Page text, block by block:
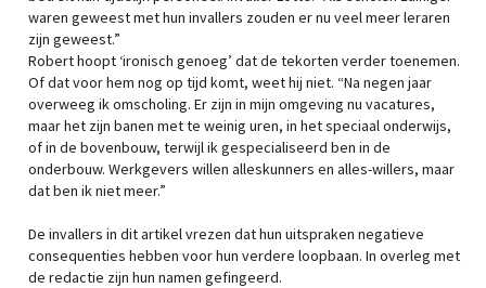
waren geweest met hun invallers zouden er nu veel meer leraren
zijn geweest.”
Robert hoopt ‘ironisch genoeg’ dat de tekorten verder toenemen.
Of dat voor hem nog op tijd komt, weet hij niet. “Na negen jaar
overweeg ik omscholing. Er zijn in mijn omgeving nu vacatures,
maar het zijn banen met te weinig uren, in het speciaal onderwijs,
of in de bovenbouw, terwijl ik gespecialiseerd ben in de
onderbouw. Werkgevers willen alleskunners en alles-willers, maar
dat ben ik niet meer.”
De invallers in dit artikel vrezen dat hun uitspraken negatieve
consequenties hebben voor hun verdere loopbaan. In overleg met
de redactie zijn hun namen gefingeerd.